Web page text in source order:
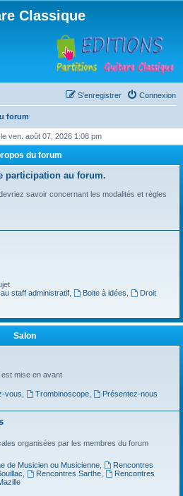
Classique
Connexion
S’enregistrer
forum
ven. août 07, 2026 1:08 pm
du forum
participation au forum.
savoir concernant les modalités et règles
staff administratif, Boite à idées
Droit
Salon
mise en avant
vous Trombinoscope,
Présentez-nous
organisées par les membres du forum
de Musicien ou Musicienne,
Rencontres
Rencontres Sarthe,
Rencontres